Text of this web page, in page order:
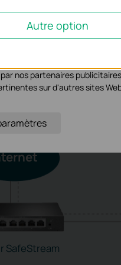
Controller
Cloud
SafeStream
Autre option
nos partenaires
sur d'autres sites